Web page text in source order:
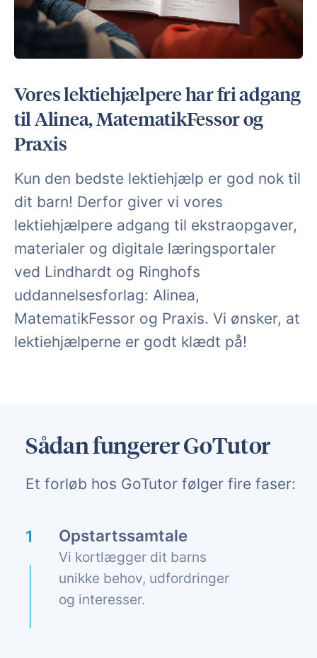
Vores lektiehjælpere har fri adgang
til Alinea, MatematikFessor og
Praxis
Kun den bedste lektiehjælp er god nok til
dit barn! Derfor giver vi vores
lektiehjælpere adgang til ekstraopgaver,
materialer og digitale læringsportaler
ved Lindhardt og Ringhofs
uddannelsesforlag: Alinea,
MatematikFessor og Praxis. Vi ønsker, at
lektiehjælperne er godt klædt på!
Sådan fungerer GoTutor
Et forløb hos GoTutor følger fire faser:
Opstartssamtale
Vi kortlægger dit barns
unikke behov, udfordringer
og interesser.